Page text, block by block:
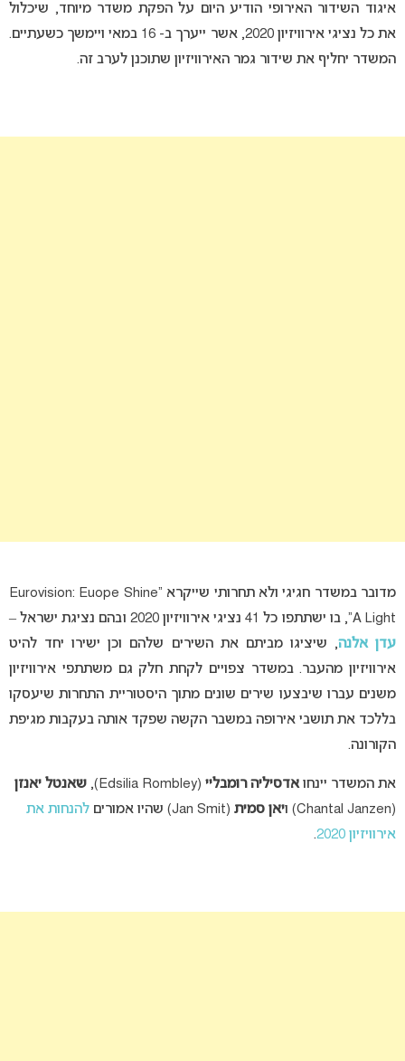
איגוד השידור האירופי הודיע היום על הפקת משדר מיוחד, שיכלול
את כל נציגי אירוויזיון 2020, אשר ייערך ב- 16 במאי ויימשך כשעתיים.
המשדר יחליף את שידור גמר האירוויזיון שתוכנן לערב זה.
מדובר במשדר חגיגי ולא תחרותי שייקרא “Eurovision: Euope Shine
A Light”, בו ישתתפו כל 41 נציגי אירוויזיון 2020 ובהם נציגת ישראל –
עדן אלנה, שיציגו מביתם את השירים שלהם וכן ישירו יחד להיט
אירוויזיון מהעבר. במשדר צפויים לקחת חלק גם משתתפי אירוויזיון
משנים עברו שיבצעו שירים שונים מתוך היסטוריית התחרות שיעסקו
בללכד את תושבי אירופה במשבר הקשה שפקד אותה בעקבות מגיפת
הקורונה.
את המשדר יינחואדסיליה רומבליי (Edsilia Rombley),
שאנטל יאנזן
(Chantal Janzen) ו
יאן סמית (Jan Smit) שהיו אמורים
להנחות את
אירוויזיון 2020
.